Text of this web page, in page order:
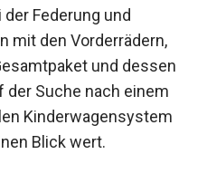
Federung und
mit den Vorderrädern,
und dessen
der Suche nach einem
Kinderwagensystem
Blick wert.